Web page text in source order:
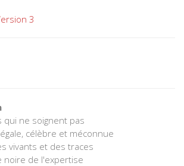
3
qui ne soignent pas
célèbre et méconnue
vivants et des traces
noire de l'expertise